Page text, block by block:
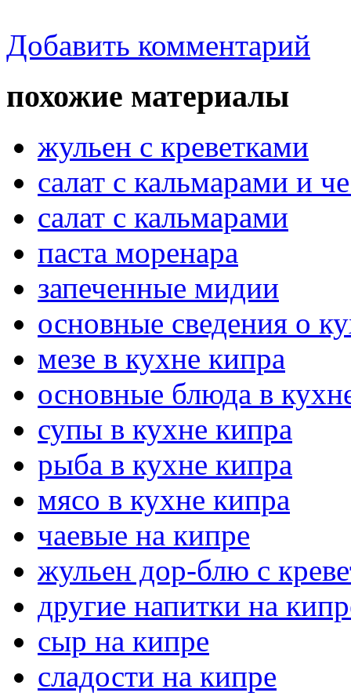
Добавить комментарий
похожие материалы
жульен с креветками
салат с кальмарами и
салат с кальмарами
паста моренара
запеченные мидии
основные сведения о
мезе в кухне кипра
основные блюда в
супы в кухне кипра
рыба в кухне кипра
мясо в кухне кипра
чаевые на кипре
жульен дор-блю с
другие напитки на
сыр на кипре
сладости на кипре